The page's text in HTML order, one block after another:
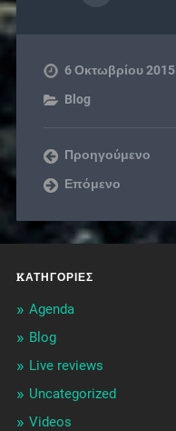
6 Οκτωβρίου 2015
Blog
Προηγούμενο
Επόμενο
KΑΤΗΓΟΡΊΕΣ
Agenda
Blog
Live reviews
Uncategorized
Videos